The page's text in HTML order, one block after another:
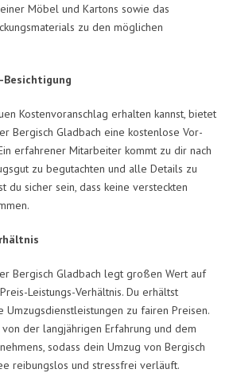
Möbel und Kartons sowie das
zu den möglichen
Besichtigung
Kostenvoranschlag erhalten kannst, bietet
Bergisch Gladbach eine kostenlose Vor-
erfahrener Mitarbeiter kommt zu dir nach
zu begutachten und alle Details zu
du sicher sein, dass keine versteckten
Bergisch Gladbach legt großen Wert auf
Leistungs-Verhältnis. Du erhältst
Umzugsdienstleistungen zu fairen Preisen.
der langjährigen Erfahrung und dem
sodass dein Umzug von Bergisch
reibungslos und stressfrei verläuft.